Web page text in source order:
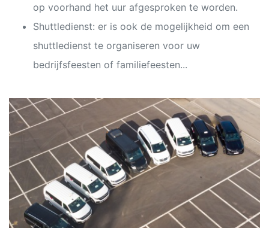
op voorhand het uur afgesproken te worden.
Shuttledienst: er is ook de mogelijkheid om een
shuttledienst te organiseren voor uw
bedrijfsfeesten of familiefeesten...